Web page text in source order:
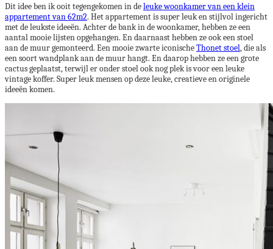
Dit idee ben ik ooit tegengekomen in deleuke woonkamer van een klein
appartement van 62m2. Het appartement is super leuk en stijlvol ingericht
met de leukste ideeën. Achter de bank in de woonkamer, hebben ze een
aantal mooie lijsten opgehangen. En daarnaast hebben ze ook een stoel
aan de muur gemonteerd. Een mooie zwarte iconischeThonet stoel, die als
een soort wandplank aan de muur hangt. En daarop hebben ze een grote
cactus geplaatst, terwijl er onder stoel ook nog plek is voor een leuke
vintage koffer. Super leuk mensen op deze leuke, creatieve en originele
ideeën komen.